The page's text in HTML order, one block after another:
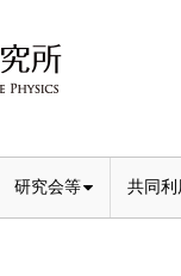
研究会等 共同利